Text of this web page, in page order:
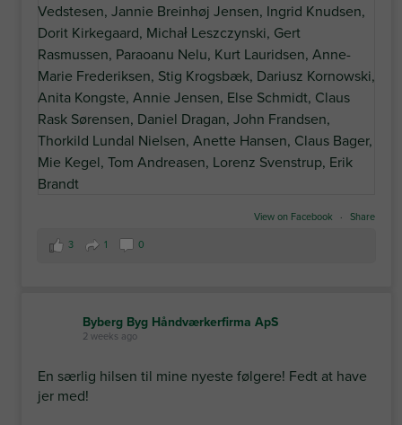
View on Facebook · Share
3 1 0
Byberg Byg Håndværkerfirma ApS
2 weeks ago
En særlig hilsen til mine nyeste følgere! Fedt at have
jer med!